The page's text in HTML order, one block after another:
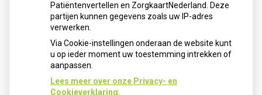
Patiëntenomgeving
Patiëntenvertellen en ZorgkaartNederland. Deze
partijen kunnen gegevens zoals uw IP-adres
verwerken.
Via Cookie-instellingen onderaan de website kunt
u op ieder moment uw toestemming intrekken of
aanpassen.
Lees meer over onze Privacy- en
Cookieverklaring.